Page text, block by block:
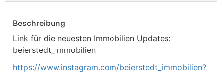
Beschreibung
Link für die neuesten Immobilien Updates:
beierstedt_immobilien
https://www.instagram.com/beierstedt_immobilien?